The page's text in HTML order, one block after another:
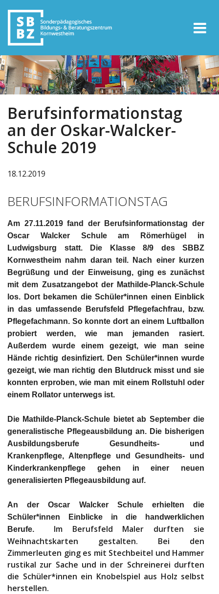
Berufsinformationstag
an der Oskar-Walcker-
Schule 2019
18.12.2019
BERUFSINFORMATIONSTAG
Am 27.11.2019 fand der Berufsinformationstag der
Oscar Walcker Schule am Römerhügel in
Ludwigsburg statt. Die Klasse 8/9 des SBBZ
Kornwestheim nahm daran teil. Nach einer kurzen
Begrüßung und der Einweisung, ging es zunächst
mit dem Zusatzangebot der Mathilde-Planck-Schule
los. Dort bekamen die Schüler*innen einen Einblick
in das umfassende Berufsfeld Pflegefachfrau, bzw.
Pflegefachmann. So konnte dort an einem Luftballon
probiert werden, wie man jemanden rasiert.
Außerdem wurde einem gezeigt, wie man seine
Hände richtig desinfiziert. Den Schüler*innen wurde
gezeigt, wie man richtig den Blutdruck misst und sie
konnten erproben, wie man mit einem Rollstuhl oder
einem Rollator unterwegs ist.
Die Mathilde-Planck-Schule bietet ab September die
generalistische Pflegeausbildung an. Die bisherigen
Ausbildungsberufe Gesundheits- und
Krankenpflege, Altenpflege und Gesundheits- und
Kinderkrankenpflege gehen in einer neuen
generalisierten Pflegeausbildung auf.
An der Oscar Walcker Schule erhielten die
Schüler*innen Einblicke in die handwerklichen
Berufe. Im Berufsfeld Maler durften sie
Weihnachtskarten gestalten. Bei den
Zimmerleuten ging es mit Stechbeitel und Hammer
rustikal zur Sache und in der Schreinerei durften
die Schüler*innen ein Knobelspiel aus Holz selbst
herstellen.